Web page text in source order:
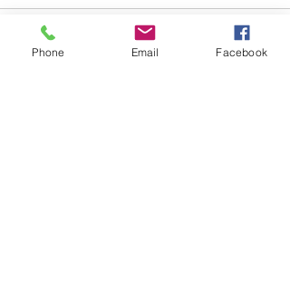
Phone Email Facebook